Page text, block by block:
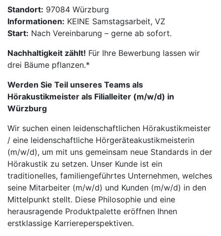
Standort: 97084 Würzburg
Informationen: KEINE Samstagsarbeit, VZ
Start: Nach Vereinbarung – gerne ab sofort.
Nachhaltigkeit zählt! Für Ihre Bewerbung lassen wir
drei Bäume pflanzen.*
Werden Sie Teil unseres Teams als
Hörakustikmeister als Filialleiter (m/w/d) in
Würzburg
Wir suchen einen leidenschaftlichen Hörakustikmeister
/ eine leidenschaftliche Hörgeräteakustikmeisterin
(m/w/d), um mit uns gemeinsam neue Standards in der
Hörakustik zu setzen. Unser Kunde ist ein
traditionelles, familiengeführtes Unternehmen, welches
seine Mitarbeiter (m/w/d) und Kunden (m/w/d) in den
Mittelpunkt stellt. Diese Philosophie und eine
herausragende Produktpalette eröffnen Ihnen
erstklassige Karriereperspektiven.